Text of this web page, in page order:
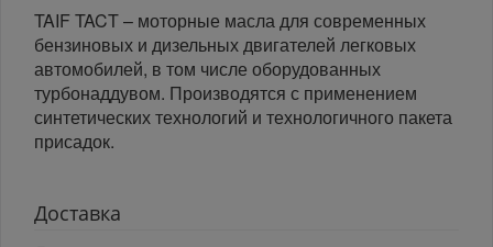
TAIF TACT – моторные масла для современных
бензиновых и дизельных двигателей легковых
автомобилей, в том числе оборудованных
турбонаддувом. Производятся с применением
синтетических технологий и технологичного пакета
присадок.
Доставка